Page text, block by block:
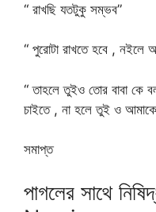
“ রাখছি যতটুকু সম্ভব”
“ পুরোটা রাখতে হবে , নইলে
“ তাহলে তুইও তোর বাবা কে
চাইতে , না হলে তুই ও
সমাপ্ত
পাগলের সাথে